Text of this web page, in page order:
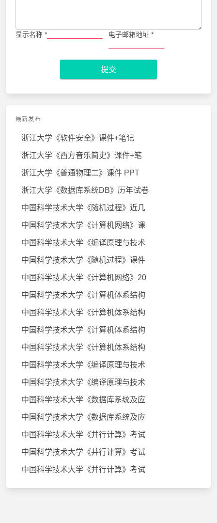
显示名称 * 电子邮箱地址 *
提交
最新发布
浙江大学《软件安全》课件+笔记
浙江大学《西方音乐简史》课件+笔
浙江大学《普通物理二》课件 PPT
浙江大学《数据库系统DB》历年试卷
中国科学技术大学《随机过程》近几
中国科学技术大学《计算机网络》课
中国科学技术大学《编译原理与技术
中国科学技术大学《随机过程》课件
中国科学技术大学《计算机网络》20
中国科学技术大学《计算机体系结构
中国科学技术大学《计算机体系结构
中国科学技术大学《计算机体系结构
中国科学技术大学《计算机体系结构
中国科学技术大学《编译原理与技术
中国科学技术大学《编译原理与技术
中国科学技术大学《数据库系统及应
中国科学技术大学《数据库系统及应
中国科学技术大学《并行计算》考试
中国科学技术大学《并行计算》考试
中国科学技术大学《并行计算》考试